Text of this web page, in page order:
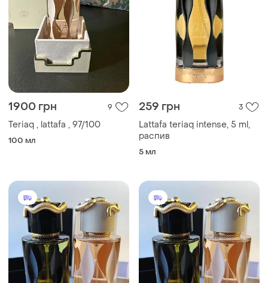
1900 грн 9
Teriaq , lattafa , 97/100
100 мл
259 грн 3
Lattafa teriaq intense, 5 ml,
распив
5 мл